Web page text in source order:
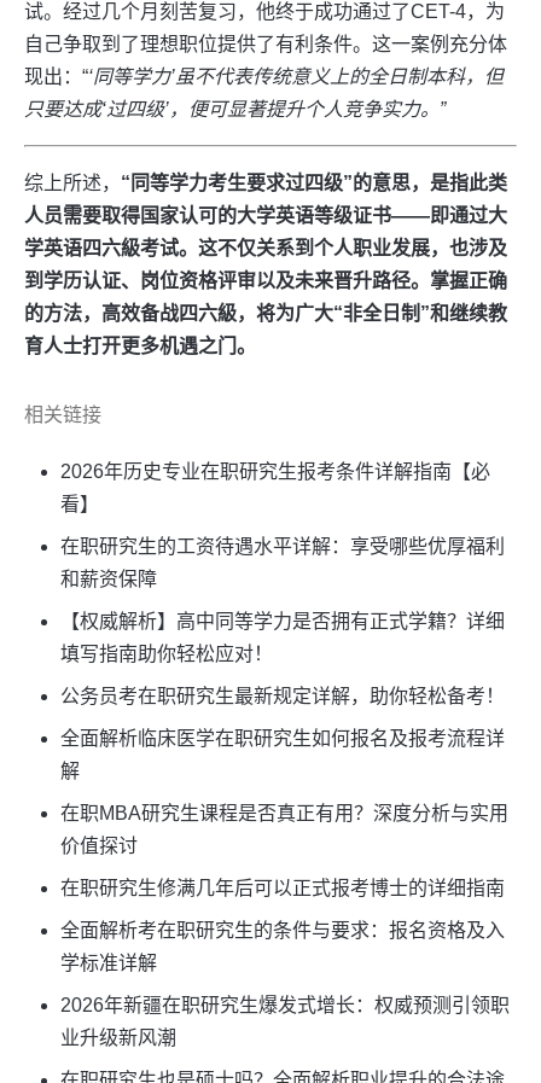
试。经过几个月刻苦复习，他终于成功通过了CET-4，为
自己争取到了理想职位提供了有利条件。这一案例充分体
现出：“‘同等学力’虽不代表传统意义上的全日制本科，但
只要达成‘过四级’，便可显著提升个人竞争实力。”
综上所述， “同等学力考生要求过四级”的意思，是指此类
人员需要取得国家认可的大学英语等级证书——即通过大
学英语四六級考试。这不仅关系到个人职业发展，也涉及
到学历认证、岗位资格评审以及未来晋升路径。掌握正确
的方法，高效备战四六級，将为广大“非全日制”和继续教
育人士打开更多机遇之门。
相关链接
2026年历史专业在职研究生报考条件详解指南【必
看】
在职研究生的工资待遇水平详解：享受哪些优厚福利
和薪资保障
【权威解析】高中同等学力是否拥有正式学籍？详细
填写指南助你轻松应对！
公务员考在职研究生最新规定详解，助你轻松备考！
全面解析临床医学在职研究生如何报名及报考流程详
解
在职MBA研究生课程是否真正有用？深度分析与实用
价值探讨
在职研究生修满几年后可以正式报考博士的详细指南
全面解析考在职研究生的条件与要求：报名资格及入
学标准详解
2026年新疆在职研究生爆发式增长：权威预测引领职
业升级新风潮